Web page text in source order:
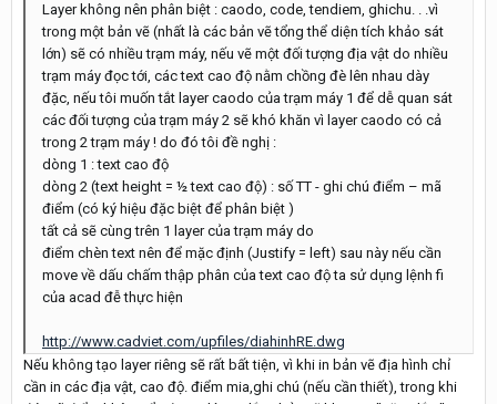
Layer không nên phân biệt : caodo, code, tendiem, ghichu. . .vì
trong một bản vẽ (nhất là các bản vẽ tổng thể diện tích khảo sát
lớn) sẽ có nhiều trạm máy, nếu vẽ một đối tượng địa vật do nhiều
trạm máy đọc tới, các text cao độ nằm chồng đè lên nhau dày
đặc, nếu tôi muốn tắt layer caodo của trạm máy 1 để dễ quan sát
các đối tượng của trạm máy 2 sẽ khó khăn vì layer caodo có cả
trong 2 trạm máy ! do đó tôi đề nghị :
dòng 1 : text cao độ
dòng 2 (text height = ½ text cao độ) : số TT - ghi chú điểm – mã
điểm (có ký hiệu đặc biệt để phân biệt )
tất cả sẽ cùng trên 1 layer của trạm máy do
điểm chèn text nên để mặc định (Justify = left) sau này nếu cần
move về dấu chấm thập phân của text cao độ ta sử dụng lệnh fi
của acad đễ thực hiện
http://www.cadviet.com/upfiles/diahinhRE.dwg
Nếu không tạo layer riêng sẽ rất bất tiện, vì khi in bản vẽ địa hình chỉ
cần in các địa vật, cao độ. điểm mia,ghi chú (nếu cần thiết), trong khi